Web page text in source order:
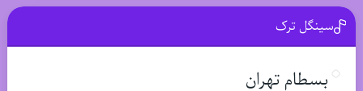
سینگل ترک
بسطام تهران